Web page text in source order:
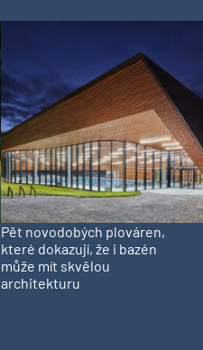
Pět novodobých plováren,
které dokazují, že i bazén
může mít skvělou
architekturu